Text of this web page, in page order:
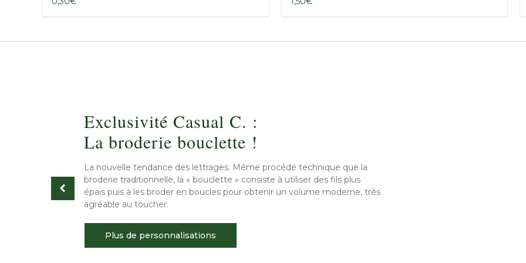
Exclusivité Casual C. :
La broderie bouclette !
La nouvelle tendance des lettrages. Même procédé technique que la
broderie traditionnelle, la « bouclette » consiste à utiliser des fils plus
épais puis à les broder en boucles pour obtenir un volume moderne, très
agréable au toucher.
Plus de personnalisations